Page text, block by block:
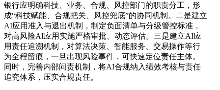
银行应明确科技、业务、合规、风控部门的职责分工，形
成“科技赋能、合规把关、风控兜底”的协同机制。二是建立
AI应用准入与退出机制，制定负面清单与分级管控标准，
对高风险AI应用实施严格审批、动态评估。三是建立AI应
用责任追溯机制，对算法决策、智能服务、交易操作等行
为全程留痕，一旦出现风险事件，可快速定位责任主体。
同时，完善内部问责机制，将AI合规纳入绩效考核与责任
追究体系，压实合规责任。